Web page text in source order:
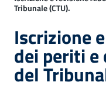
Tribunale (CTU).
Iscrizione
dei periti
del